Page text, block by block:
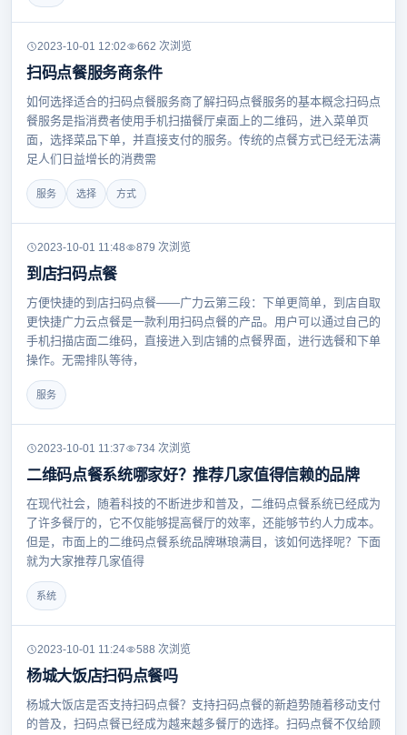
2023-10-01 12:02 662 次浏览
扫码点餐服务商条件
如何选择适合的扫码点餐服务商了解扫码点餐服务的基本概念扫码点
餐服务是指消费者使用手机扫描餐厅桌面上的二维码，进入菜单页
面，选择菜品下单，并直接支付的服务。传统的点餐方式已经无法满
足人们日益增长的消费需
服务 选择 方式
2023-10-01 11:48 879 次浏览
到店扫码点餐
方便快捷的到店扫码点餐——广力云第三段：下单更简单，到店自取
更快捷广力云点餐是一款利用扫码点餐的产品。用户可以通过自己的
手机扫描店面二维码，直接进入到店铺的点餐界面，进行选餐和下单
操作。无需排队等待，
服务
2023-10-01 11:37 734 次浏览
二维码点餐系统哪家好？推荐几家值得信赖的品牌
在现代社会，随着科技的不断进步和普及，二维码点餐系统已经成为
了许多餐厅的，它不仅能够提高餐厅的效率，还能够节约人力成本。
但是，市面上的二维码点餐系统品牌琳琅满目，该如何选择呢？下面
就为大家推荐几家值得
系统
2023-10-01 11:24 588 次浏览
杨城大饭店扫码点餐吗
杨城大饭店是否支持扫码点餐？支持扫码点餐的新趋势随着移动支付
的普及，扫码点餐已经成为越来越多餐厅的选择。扫码点餐不仅给顾